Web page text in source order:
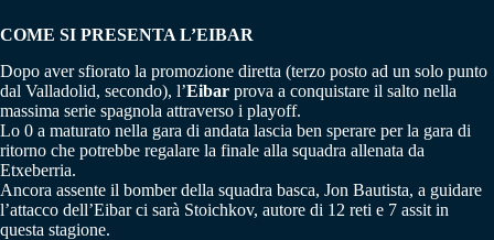
COME SI PRESENTA L’EIBAR
Dopo aver sfiorato la promozione diretta (terzo posto ad un solo punto
dal Valladolid, secondo), l’Eibar prova a conquistare il salto nella
massima serie spagnola attraverso i playoff.
Lo 0 a maturato nella gara di andata lascia ben sperare per la gara di
ritorno che potrebbe regalare la finale alla squadra allenata da
Etxeberria.
Ancora assente il bomber della squadra basca, Jon Bautista, a guidare
l’attacco dell’Eibar ci sarà Stoichkov, autore di 12 reti e 7 assit in
questa stagione.